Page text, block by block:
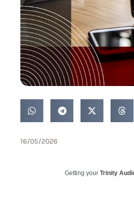
16/05/2026
Getting your Trinity